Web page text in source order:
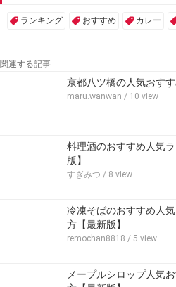
ランキング おすすめ カレー
関連する記事
京都八ツ橋の人気おす
maru.wanwan / 10 view
料理酒のおすすめ人気
版】
すぎみつ / 8 view
冷凍そばのおすすめ人
方【最新版】
remochan8818 / 5 view
メープルシロップ人気